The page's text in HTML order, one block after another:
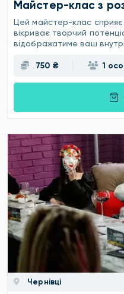
Майстер-клас з
Цей майстер-клас сприяє
вікриває творчий
відображатиме ваш
750 ₴ 1
Чернівці